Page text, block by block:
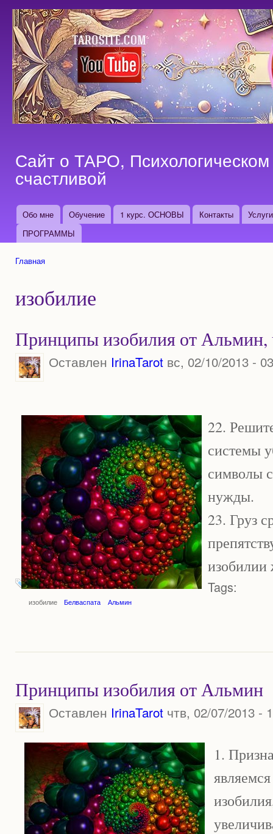
Сайт о ТАРО,
счастливой
Основные ссылки
Обо мне Обучение 1 курс. ОСНОВЫ Контакты
Услуги
ПРОГРАММЫ
Главная
изобилие
Принципы изобилия от Альмин,
Оставлен IrinaTarotвс, 02/10/2013 -
22.
системы
символы
нужды.
23. Груз
изобилии
Tags:
изобилие Белваспата Альмин
Принципы изобилия от Альмин
Оставлен IrinaTarotчтв, 02/07/2013 -
1.